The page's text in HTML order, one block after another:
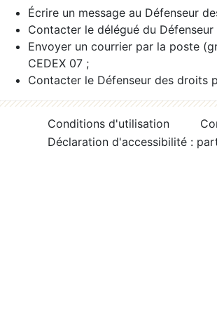
Écrire un message au Défenseur
Contacter le délégué du
Envoyer un courrier par la poste
CEDEX 07 ;
Contacter le Défenseur des droits
Conditions d'utilisation
Déclaration d'accessibilité :